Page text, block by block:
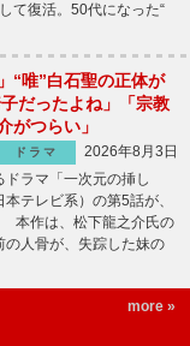
て復活。50代になった“
“唯”白石聖の正体が
だったよね」「宗教
がつらい」
ドラマ
2026年8月3日
ラマ「一次元の挿し
テレビ系）の第5話が、
本作は、松下龍之介氏の
の人骨が、失踪した妹の
more »